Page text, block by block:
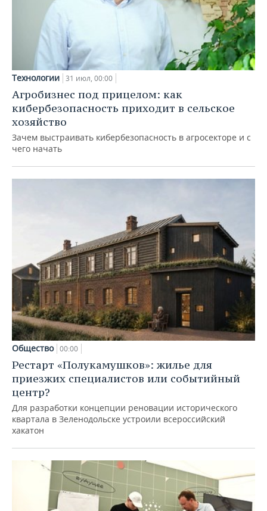
Технологии 31 июл, 00:00
Агробизнес под прицелом: как
кибербезопасность приходит в сельское
хозяйство
Зачем выстраивать кибербезопасность в агросекторе и с
чего начать
Общество 00:00
Рестарт «Полукамушков»: жилье для
приезжих специалистов или событийный
центр?
Для разработки концепции реновации исторического
квартала в Зеленодольске устроили всероссийский
хакатон